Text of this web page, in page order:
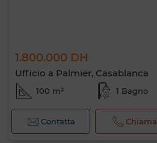
1.800.000 DH
Ufficio a Palmier, Casablanca
100 m² 1 Bagno
Contatta Chiama